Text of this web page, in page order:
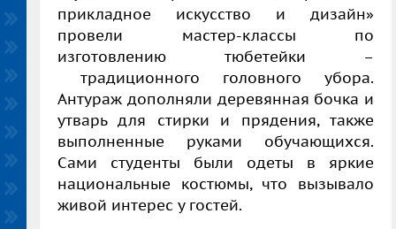
прикладное искусство и дизайн»
провели мастер-классы по
изготовлению тюбетейки –
традиционного головного убора.
Антураж дополняли деревянная бочка и
утварь для стирки и прядения, также
выполненные руками обучающихся.
Сами студенты были одеты в яркие
национальные костюмы, что вызывало
живой интерес у гостей.